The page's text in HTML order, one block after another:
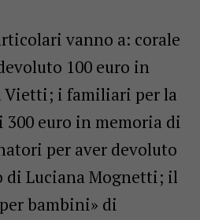
vanno a: corale
100 euro in
Vietti; i familiari per la
300 euro in memoria di
per aver devoluto
di Luciana Mognetti; il
bambini» di